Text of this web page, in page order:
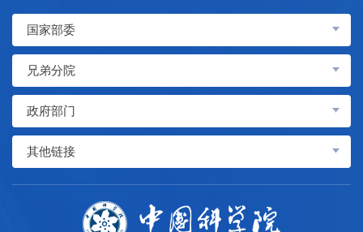
国家部委
兄弟分院
政府部门
其他链接